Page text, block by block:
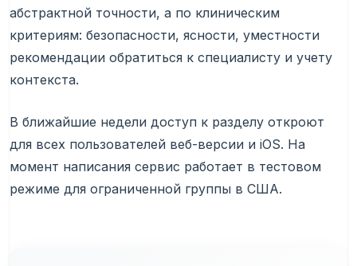
абстрактной точности, а по клиническим
критериям: безопасности, ясности, уместности
рекомендации обратиться к специалисту и учету
контекста.
В ближайшие недели доступ к разделу откроют
для всех пользователей веб-версии и iOS. На
момент написания сервис работает в тестовом
режиме для ограниченной группы в США.